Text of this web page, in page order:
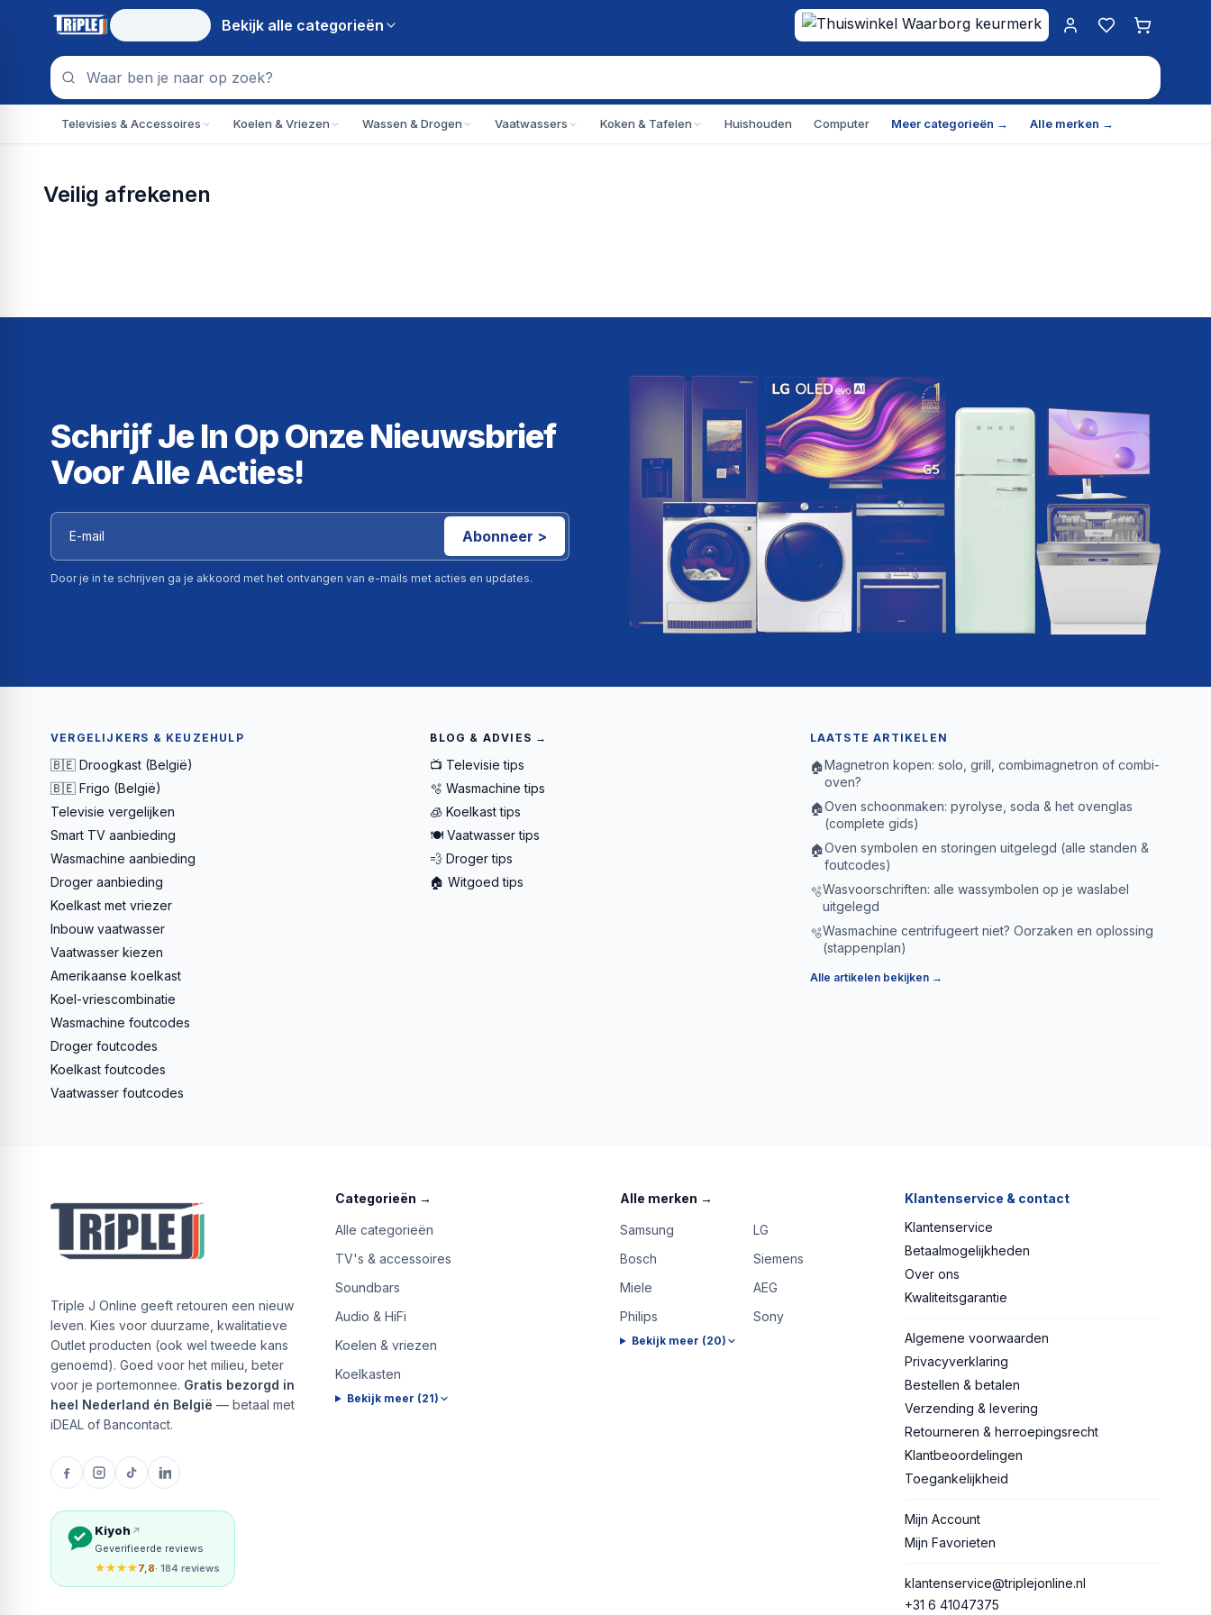
Bekijk alle categorieën
Mijn account
Favorieten
Televisies & Accessoires Koelen & Vriezen Wassen & Drogen Vaatwassers Koken & Tafelen Huishouden Computer Meer categorieën → Alle merken →
Veilig afrekenen
Schrijf Je In Op Onze Nieuwsbrief
Voor Alle Acties!
Abonneer >
Door je in te schrijven ga je akkoord met het ontvangen van e-mails met acties en updates.
VERGELIJKERS & KEUZEHULP
🇧🇪 Droogkast (België)
🇧🇪 Frigo (België)
Televisie vergelijken
Smart TV aanbieding
Wasmachine aanbieding
Droger aanbieding
Koelkast met vriezer
Inbouw vaatwasser
Vaatwasser kiezen
Amerikaanse koelkast
Koel-vriescombinatie
Wasmachine foutcodes
Droger foutcodes
Koelkast foutcodes
Vaatwasser foutcodes
BLOG & ADVIES →
📺 Televisie tips
🫧 Wasmachine tips
🧊 Koelkast tips
🍽️ Vaatwasser tips
💨 Droger tips
🏠 Witgoed tips
LAATSTE ARTIKELEN
🏠Magnetron kopen: solo, grill, combimagnetron of combi-
oven?
🏠Oven schoonmaken: pyrolyse, soda & het ovenglas
(complete gids)
🏠Oven symbolen en storingen uitgelegd (alle standen &
foutcodes)
🫧Wasvoorschriften: alle wassymbolen op je waslabel
uitgelegd
🫧Wasmachine centrifugeert niet? Oorzaken en oplossing
(stappenplan)
Alle artikelen bekijken →
Triple J Online geeft retouren een nieuw
leven. Kies voor duurzame, kwalitatieve
Outlet producten (ook wel tweede kans
genoemd). Goed voor het milieu, beter
voor je portemonnee. Gratis bezorgd in
heel Nederland én België — betaal met
iDEAL of Bancontact.
Kiyoh
Geverifieerde reviews
★★★★7,8· 184 reviews
Categorieën →
Alle categorieën
TV's & accessoires
Soundbars
Audio & HiFi
Koelen & vriezen
Koelkasten
Bekijk meer (21)
Alle merken →
Samsung
LG
Bosch
Siemens
Miele
AEG
Philips
Sony
Bekijk meer (20)
Klantenservice & contact
Klantenservice
Betaalmogelijkheden
Over ons
Kwaliteitsgarantie
Algemene voorwaarden
Privacyverklaring
Bestellen & betalen
Verzending & levering
Retourneren & herroepingsrecht
Klantbeoordelingen
Toegankelijkheid
Mijn Account
Mijn Favorieten
klantenservice@triplejonline.nl
+31 6 41047375